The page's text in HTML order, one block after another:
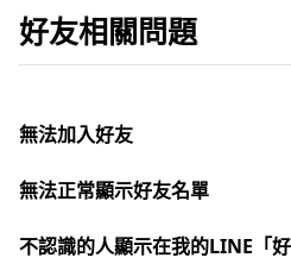
好友相關問題
無法加入好友
無法正常顯示好友名單
不認識的人顯示在我的LINE「